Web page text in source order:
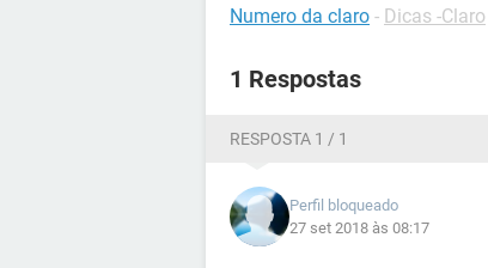
Numero da claro - Dicas -Claro
1 Respostas
RESPOSTA 1 / 1
Perfil bloqueado
27 set 2018 às 08:17